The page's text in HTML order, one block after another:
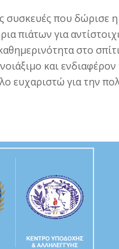
συσκευές που δώρισε η
πιάτων για
στο
και ενδιαφέρον
ευχαριστώ για την